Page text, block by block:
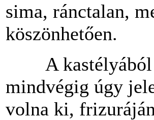
sima, ránctalan,
köszönhetően.
A kastélyából
mindvégig úgy
volna ki,